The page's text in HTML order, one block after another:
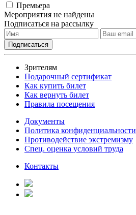
Премьера
Мероприятия не найдены
Подписаться на рассылку
Зрителям
Подарочный сертификат
Как купить билет
Как вернуть билет
Правила посещения
Документы
Политика конфиденциальности
Противодействие экстремизму
Спец. оценка условий труда
Контакты